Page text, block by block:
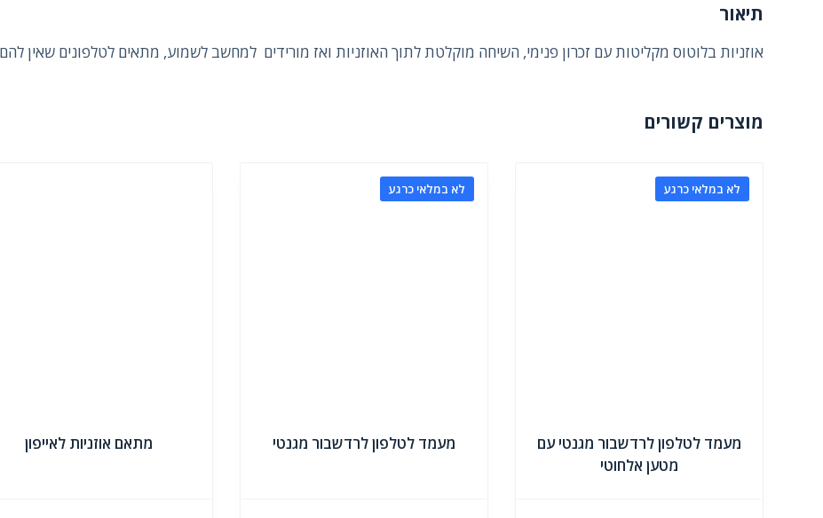
תיאור
אוזניות בלוטוס מקליטות עם זכרון פנימי, השיחה מוקלטת לתוך האוזניות ואז מורידים למחשב לשמוע, מתאים לטלפונים שאין להם
מוצרים קשורים
לא במלאי כרגע
מעמד לטלפון לרדשבור מגנטי עם
מטען אלחוטי
לא במלאי כרגע
מעמד לטלפון לרדשבור מגנטי מתאם אוזניות לאייפון